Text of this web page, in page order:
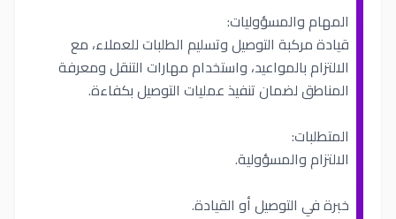
المهام والمسؤوليات:
قيادة مركبة التوصيل وتسليم الطلبات للعملاء، مع
الالتزام بالمواعيد، واستخدام مهارات التنقل ومعرفة
المناطق لضمان تنفيذ عمليات التوصيل بكفاءة.
المتطلبات:
الالتزام والمسؤولية.
خبرة في التوصيل أو القيادة.